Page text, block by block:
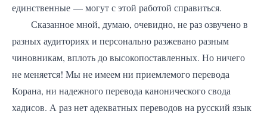
единственные — могут с этой работой справиться.
Сказанное мной, думаю, очевидно, не раз озвучено в
разных аудиториях и персонально разжевано разным
чиновникам, вплоть до высокопоставленных. Но ничего
не меняется! Мы не имеем ни приемлемого перевода
Корана, ни надежного перевода канонического свода
хадисов. А раз нет адекватных переводов на русский язык